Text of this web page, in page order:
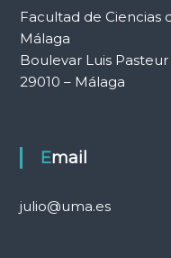
Facultad de Ciencias
Málaga
Boulevar Luis Pasteur
29010 – Málaga
Email
julio@uma.es